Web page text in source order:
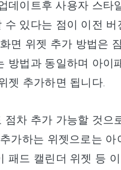
데이트후 사용자 스타
수 있다는 점이 이전 버
면 위젯 추가 방법은
방법과 동일하며 아이
젯 추가하면 됩니다.
점차 추가 가능할 것으
가하는 위젯으로는 아
패드 캘린더 위젯 등